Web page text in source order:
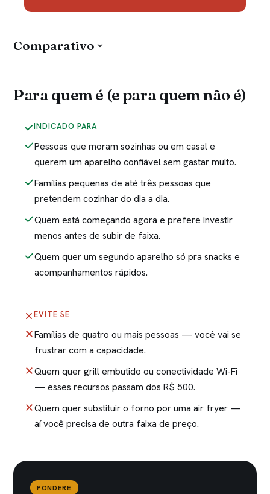
Comparativo
Para quem é (e para quem não é)
INDICADO PARA
Pessoas que moram sozinhas ou em casal e
querem um aparelho confiável sem gastar muito.
Famílias pequenas de até três pessoas que
pretendem cozinhar do dia a dia.
Quem está começando agora e prefere investir
menos antes de subir de faixa.
Quem quer um segundo aparelho só pra snacks e
acompanhamentos rápidos.
EVITE SE
Famílias de quatro ou mais pessoas — você vai se
frustrar com a capacidade.
Quem quer grill embutido ou conectividade Wi-Fi
— esses recursos passam dos R$ 500.
Quem quer substituir o forno por uma air fryer —
aí você precisa de outra faixa de preço.
PONDERE